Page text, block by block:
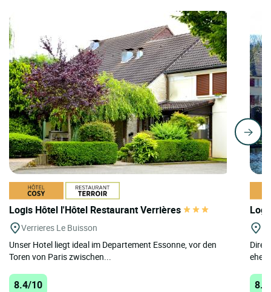
Logis Hôtel l'Hôtel Restaurant Verrières
Verrieres Le Buisson
Unser Hotel liegt ideal im Departement Essonne, vor den
Toren von Paris zwischen...
8.4/10
eher